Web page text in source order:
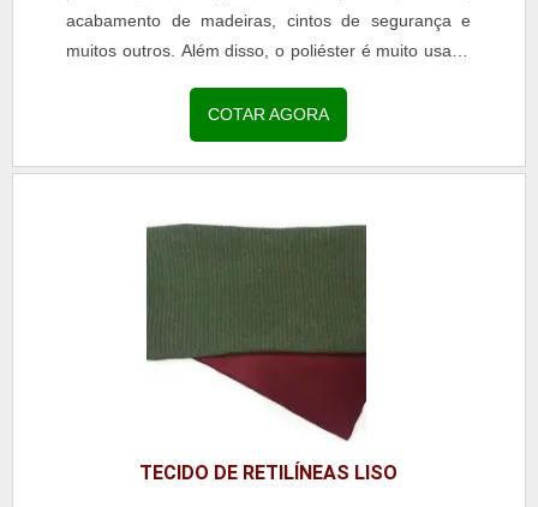
acabamento de madeiras, cintos de segurança e
muitos outros. Além disso, o poliéster é muito usado
COTAR AGORA
TECIDO DE RETILÍNEAS LISO